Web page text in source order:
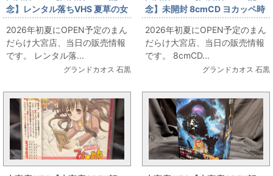
念】レンタル落ちVHS 夏草の女
たち お出しします!!
2026年初夏にOPEN予定のまん
だらけ大宮店、当日の販売情報
です。 レンタル落...
グランドカオス 石黒
念】未開封 8cmCD ヨカッペ時
計 お出しします!!
2026年初夏にOPEN予定のまん
だらけ大宮店、当日の販売情報
です。 8cmCD...
グランドカオス 石黒